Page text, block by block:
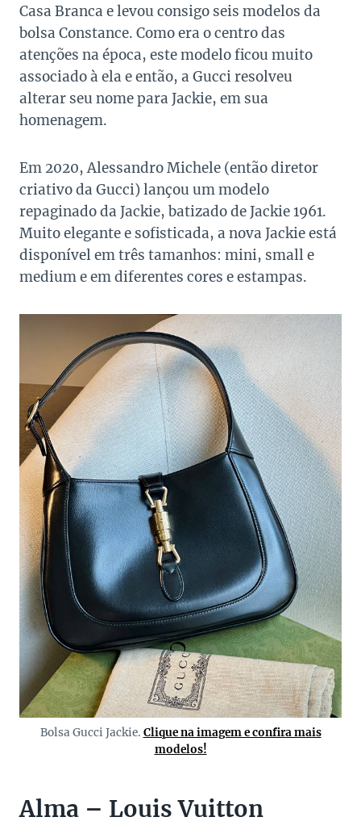
Casa Branca e levou consigo seis modelos da
bolsa Constance. Como era o centro das
atenções na época, este modelo ficou muito
associado à ela e então, a Gucci resolveu
alterar seu nome para Jackie, em sua
homenagem.
Em 2020, Alessandro Michele (então diretor
criativo da Gucci) lançou um modelo
repaginado da Jackie, batizado de Jackie 1961.
Muito elegante e sofisticada, a nova Jackie está
disponível em três tamanhos: mini, small e
medium e em diferentes cores e estampas.
Bolsa Gucci Jackie. Clique na imagem e confira mais
modelos!
Alma – Louis Vuitton